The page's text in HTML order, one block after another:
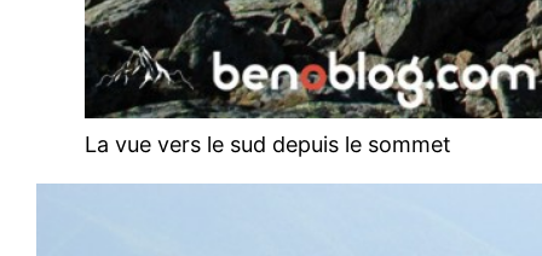
La vue vers le sud depuis le sommet